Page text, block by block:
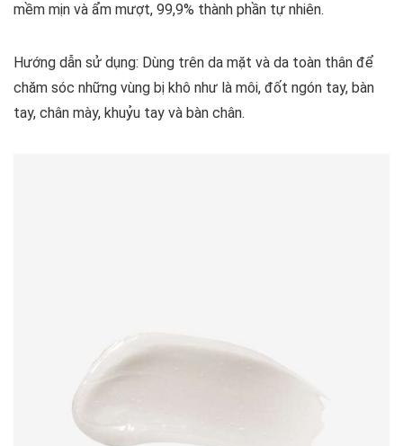
mềm mịn và ẩm mượt, 99,9% thành phần tự nhiên.
Hướng dẫn sử dụng: Dùng trên da mặt và da toàn thân để
chăm sóc những vùng bị khô như là môi, đốt ngón tay, bàn
tay, chân mày, khuỷu tay và bàn chân.